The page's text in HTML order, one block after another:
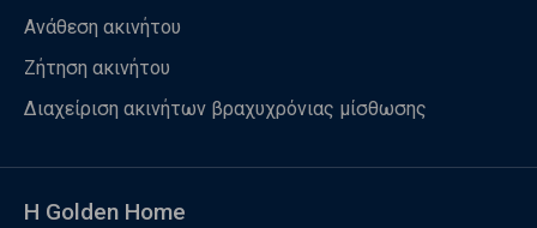
Ανάθεση ακινήτου
Ζήτηση ακινήτου
Διαχείριση ακινήτων βραχυχρόνιας μίσθωσης
Η Golden Home